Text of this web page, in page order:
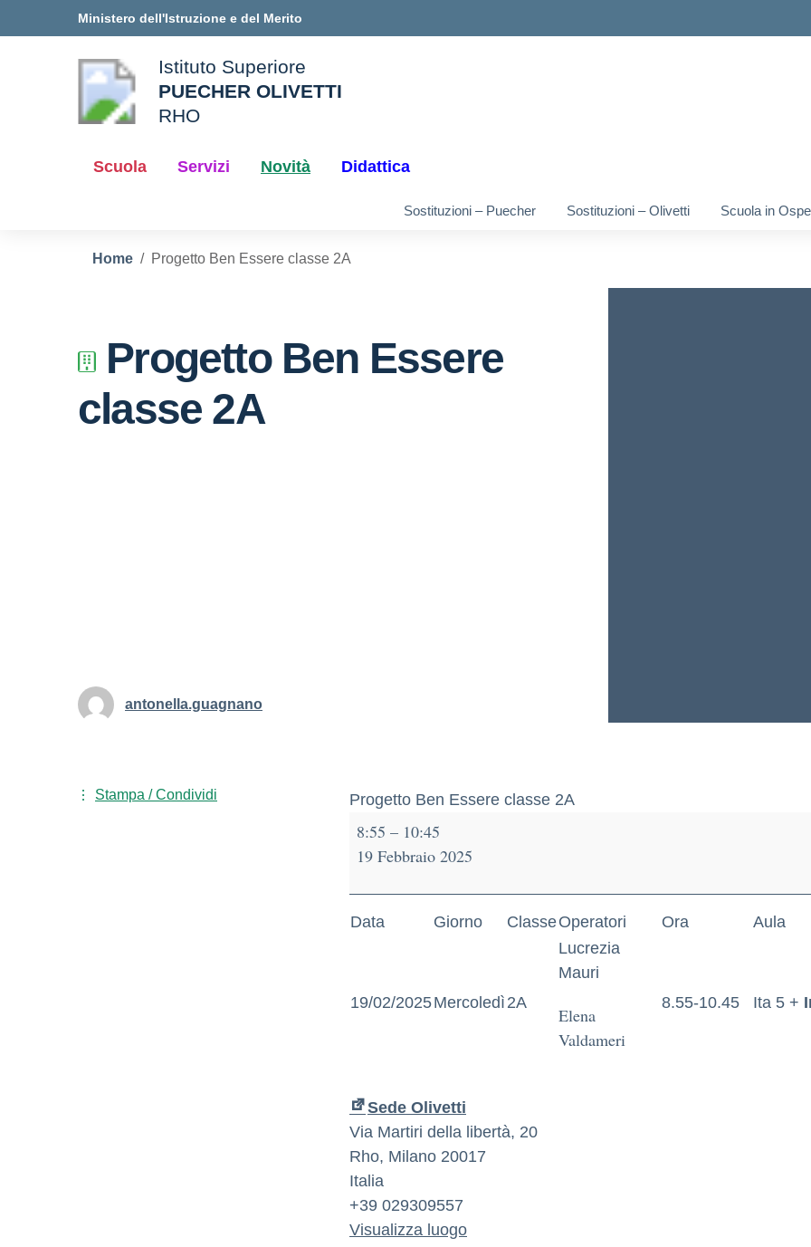
Ministero dell'Istruzione e del Merito
della scuola
Istituto Superiore
PUECHER OLIVETTI
RHO
Scuola Servizi Novità Didattica
Sostituzioni – Puecher Sostituzioni – Olivetti Scuola in
Home Progetto Ben Essere classe 2A
Progetto Ben Essere
classe 2A
antonella.guagnano
Stampa / Condividi Progetto Ben Essere classe 2A
8:55 – 10:45
19 Febbraio 2025
Data Giorno ClasseOperatori Ora Aula
19/02/2025Mercoledì 2A
Lucrezia
Mauri
Elena
Valdameri
8.55-10.45 Ita 5 +
Sede Olivetti
Via Martiri della libertà, 20
Rho, Milano 20017
Italia
+39 029309557
Visualizza luogo